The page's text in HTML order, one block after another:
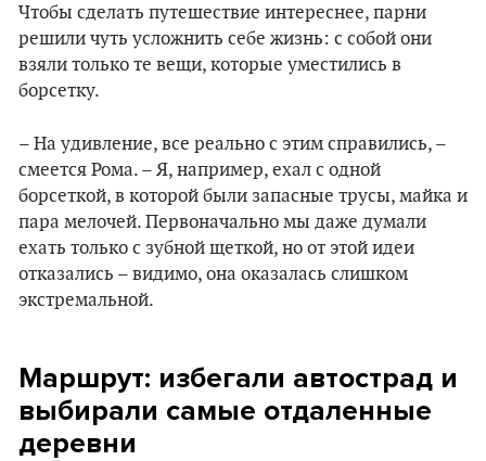
Чтобы сделать путешествие интереснее, парни
решили чуть усложнить себе жизнь: с собой они
взяли только те вещи, которые уместились в
борсетку.
– На удивление, все реально с этим справились, –
смеется Рома. – Я, например, ехал с одной
борсеткой, в которой были запасные трусы, майка и
пара мелочей. Первоначально мы даже думали
ехать только с зубной щеткой, но от этой идеи
отказались – видимо, она оказалась слишком
экстремальной.
Маршрут: избегали автострад и
выбирали самые отдаленные
деревни